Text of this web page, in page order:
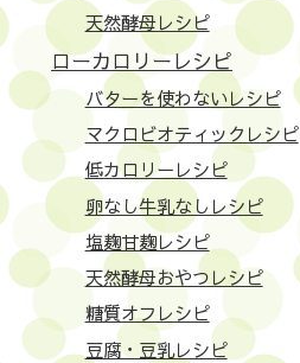
天然酵母レシピ
ローカロリーレシピ
バターを使わないレシピ
マクロビオティックレシピ
低カロリーレシピ
卵なし牛乳なしレシピ
塩麹甘麹レシピ
天然酵母おやつレシピ
糖質オフレシピ
豆腐・豆乳レシピ